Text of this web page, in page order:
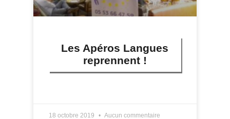
Les Apéros Langues
reprennent !
18 octobre 2019 Aucun commentaire